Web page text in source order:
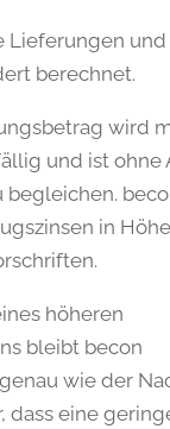
Lieferungen
berechnet.
wird
und ist ohne
begleichen.
in
höheren
bleibt becon
wie der
dass eine